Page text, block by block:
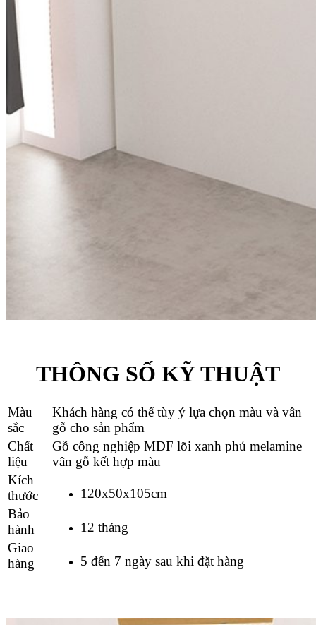
THÔNG SỐ KỸ THUẬT
Màu
sắc
Khách hàng có thể tùy ý lựa chọn màu và vân
gỗ cho sản phẩm
Chất
liệu
Gỗ công nghiệp MDF lõi xanh phủ melamine
vân gỗ kết hợp màu
Kích
thước
120x50x105cm
Bảo
hành
12 tháng
Giao
hàng
5 đến 7 ngày sau khi đặt hàng